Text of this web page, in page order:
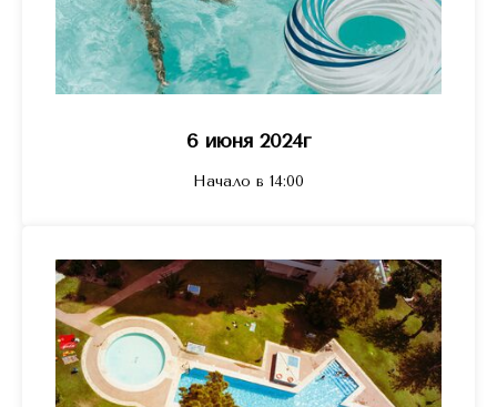
6 июня 2024г
Начало в 14:00